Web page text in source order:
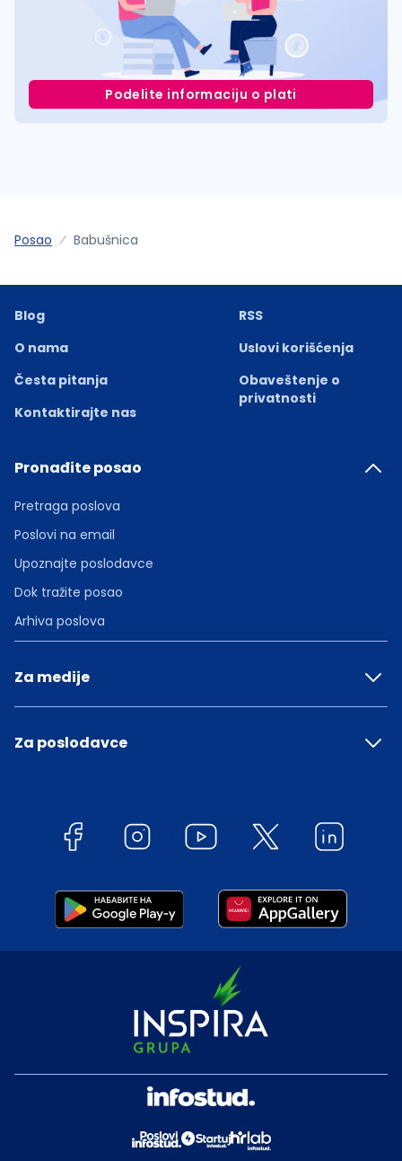
Podelite informaciju o plati
Posao Babušnica
Blog
O nama
Česta pitanja
Kontaktirajte nas
RSS
Uslovi korišćenja
Obaveštenje o
privatnosti
Pronađite posao
Pretraga poslova
Poslovi na email
Upoznajte poslodavce
Dok tražite posao
Arhiva poslova
Za medije
Za poslodavce